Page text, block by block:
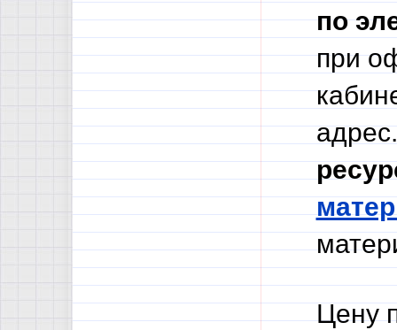
по
при
Цену